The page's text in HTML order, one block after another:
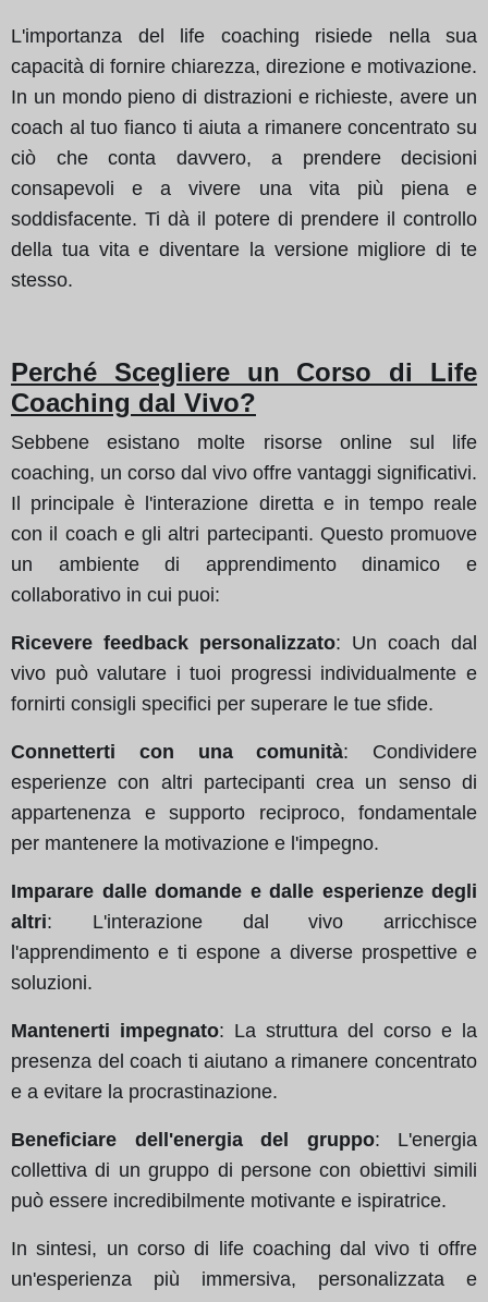
L'importanza del life coaching risiede nella sua
capacità di fornire chiarezza, direzione e motivazione.
In un mondo pieno di distrazioni e richieste, avere un
coach al tuo fianco ti aiuta a rimanere concentrato su
ciò che conta davvero, a prendere decisioni
consapevoli e a vivere una vita più piena e
soddisfacente. Ti dà il potere di prendere il controllo
della tua vita e diventare la versione migliore di te
stesso.
Perché Scegliere un Corso di Life
Coaching dal Vivo?
Sebbene esistano molte risorse online sul life
coaching, un corso dal vivo offre vantaggi significativi.
Il principale è l'interazione diretta e in tempo reale
con il coach e gli altri partecipanti. Questo promuove
un ambiente di apprendimento dinamico e
collaborativo in cui puoi:
Ricevere feedback personalizzato: Un coach dal
vivo può valutare i tuoi progressi individualmente e
fornirti consigli specifici per superare le tue sfide.
Connetterti con una comunità: Condividere
esperienze con altri partecipanti crea un senso di
appartenenza e supporto reciproco, fondamentale
per mantenere la motivazione e l'impegno.
Imparare dalle domande e dalle esperienze degli
altri: L'interazione dal vivo arricchisce
l'apprendimento e ti espone a diverse prospettive e
soluzioni.
Mantenerti impegnato: La struttura del corso e la
presenza del coach ti aiutano a rimanere concentrato
e a evitare la procrastinazione.
Beneficiare dell'energia del gruppo: L'energia
collettiva di un gruppo di persone con obiettivi simili
può essere incredibilmente motivante e ispiratrice.
In sintesi, un corso di life coaching dal vivo ti offre
un'esperienza più immersiva, personalizzata e